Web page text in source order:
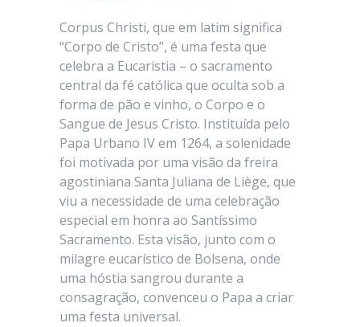
Corpus Christi, que em latim significa
“Corpo de Cristo”, é uma festa que
celebra a Eucaristia – o sacramento
central da fé católica que oculta sob a
forma de pão e vinho, o Corpo e o
Sangue de Jesus Cristo. Instituída pelo
Papa Urbano IV em 1264, a solenidade
foi motivada por uma visão da freira
agostiniana Santa Juliana de Liège, que
viu a necessidade de uma celebração
especial em honra ao Santíssimo
Sacramento. Esta visão, junto com o
milagre eucarístico de Bolsena, onde
uma hóstia sangrou durante a
consagração, convenceu o Papa a criar
uma festa universal.